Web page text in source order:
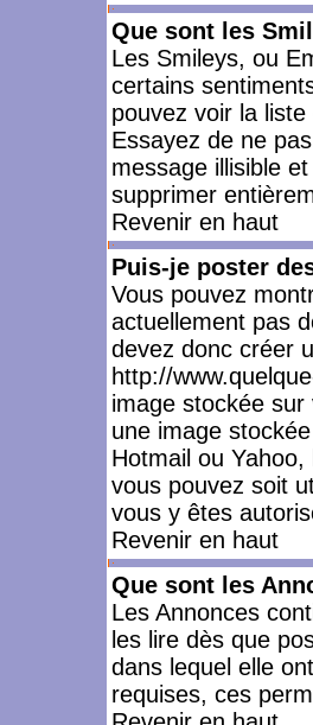
Que sont les
Les Smileys, ou
certains
pouvez voir la
Essayez de ne
message illisible
supprimer
Revenir en haut
Puis-je poster
Vous pouvez
actuellement pas
devez donc créer
http://
image stockée
une image
Hotmail ou
vous pouvez soit
vous y êtes
Revenir en haut
Que sont les
Les Annonces
les lire dès que
dans lequel elle
requises, ces